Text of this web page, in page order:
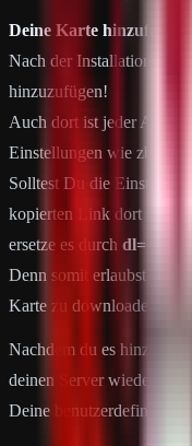
Deine Karte hinzufügen
Nach der Installation der
hinzuzufügen!
Auch dort ist jeder
Einstellungen wie zb.
Solltest Du die
kopierten Link dort ein,
ersetze es durch dl=1
Denn somit erlaubst Du
Karte zu downloaden.
Nachdem du es
deinen Server wieder ein.
Deine benutzerdefinierte